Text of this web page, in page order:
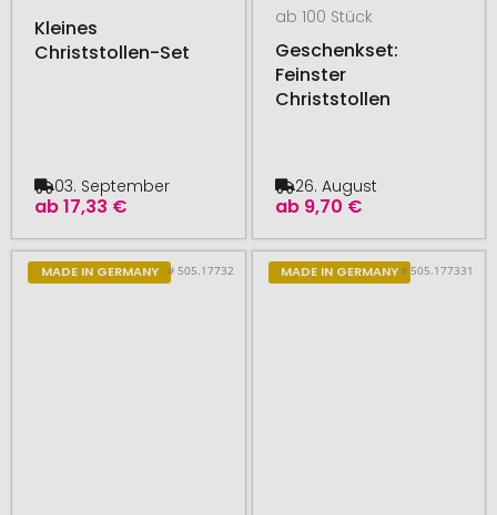
Kleines
Christstollen-Set
ab17,33 €
03. September
ab 100 Stück
Geschenkset:
Feinster
Christstollen
ab 9,70 €
26. August
MADE IN GERMANY # 505.17732 MADE IN GERMANY# 505.177331